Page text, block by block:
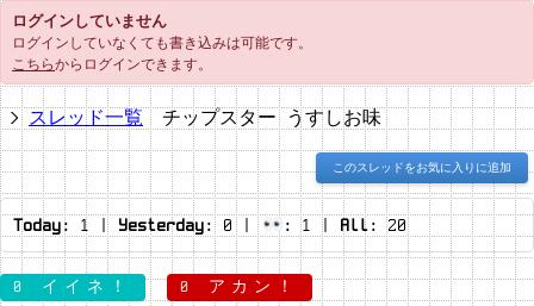
ログインしていません
ログインしていなくても書き込みは可能です。
こちらからログインできます。
スレッド一覧 チップスター うすしお味
このスレッドをお気に入りに追加
Today: 1 | Yesterday:0 | : 1 | All: 20
0 イイネ！ 0 アカン！